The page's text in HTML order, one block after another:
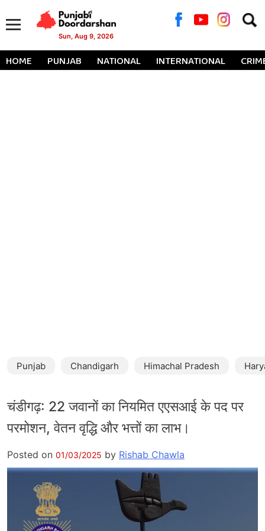
Sun, Aug 9, 2026
for:
HOME PUNJAB NATIONAL INTERNATIONAL
Punjab Chandigarh Himachal Pradesh
चंडीगढ़: 22 जवानों का नियमित एएसआई के पद पर
परमोशन, वेतन वृद्धि और भत्तों का लाभ।
Posted on 01/03/2025 by Rishab Chawla